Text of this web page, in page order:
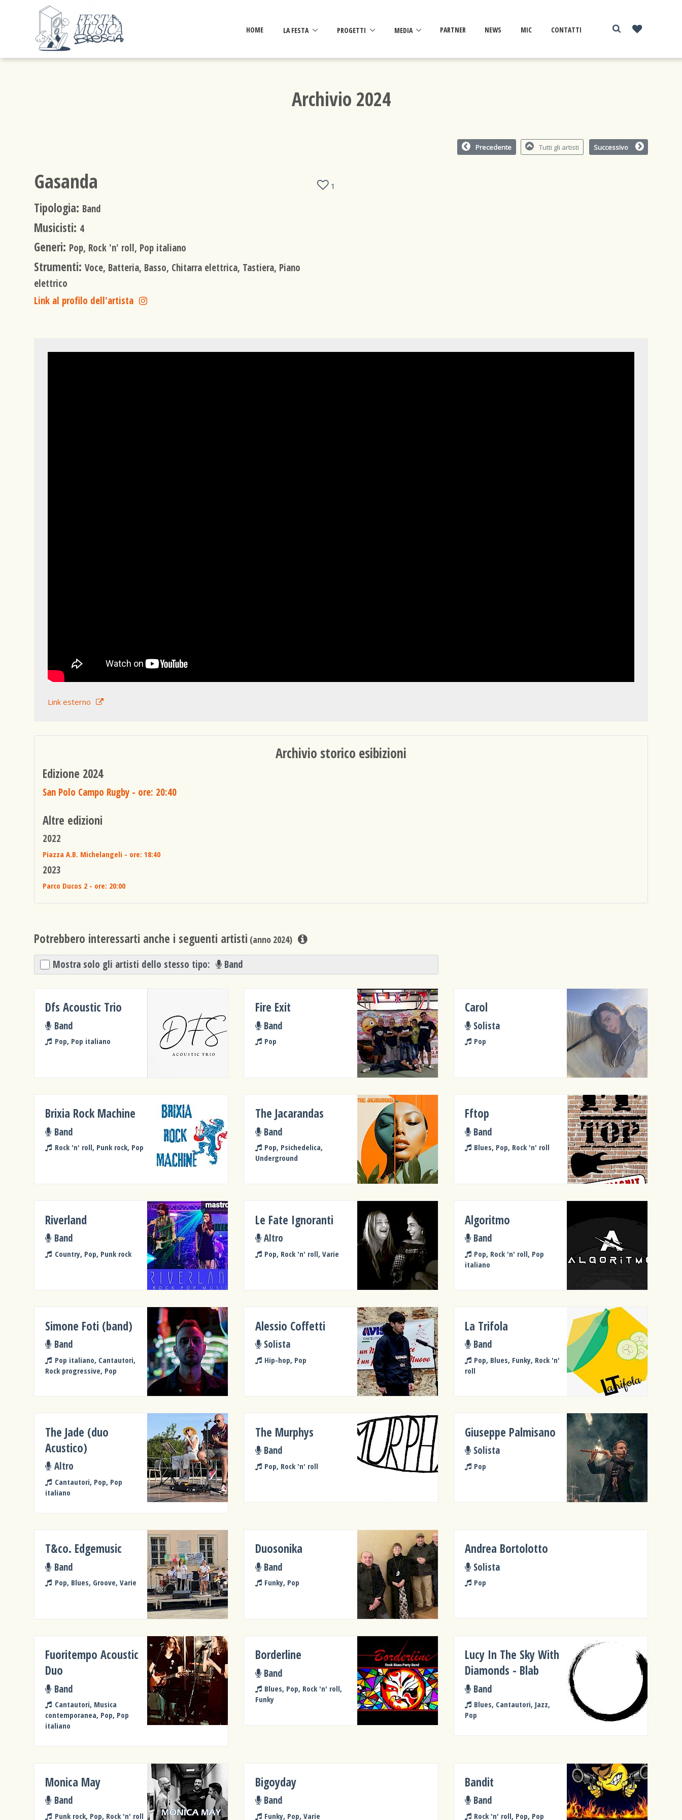
HOME LA FESTA PROGETTI MEDIA PARTNER NEWS MIC CONTATTI
Archivio 2024
Precedente Tutti gli artisti Successivo
Gasanda 1
Tipologia: Band
Musicisti: 4
Generi: Pop, Rock 'n' roll, Pop italiano
Strumenti: Voce, Batteria, Basso, Chitarra elettrica, Tastiera, Piano
elettrico
Link al profilo dell'artista
Link esterno
Archivio storico esibizioni
Edizione 2024
San Polo Campo Rugby - ore: 20:40
Altre edizioni
2022
Piazza A.B. Michelangeli - ore: 18:40
2023
Parco Ducos 2 - ore: 20:00
Potrebbero interessarti anche i seguenti artisti (anno 2024)
Mostra solo gli artisti dello stesso tipo: Band
Dfs Acoustic Trio
Band
Pop, Pop italiano
Fire Exit
Band
Pop
Carol
Solista
Pop
Brixia Rock Machine
Band
Rock 'n' roll, Punk rock, Pop
The Jacarandas
Band
Pop, Psichedelica,
Underground
Fftop
Band
Blues, Pop, Rock 'n' roll
Riverland
Band
Country, Pop, Punk rock
Le Fate Ignoranti
Altro
Pop, Rock 'n' roll, Varie
Algoritmo
Band
Pop, Rock 'n' roll, Pop
italiano
Simone Foti (band)
Band
Pop italiano, Cantautori,
Rock progressive, Pop
Alessio Coffetti
Solista
Hip-hop, Pop
La Trifola
Band
Pop, Blues, Funky, Rock 'n'
roll
The Jade (duo
Acustico)
Altro
Cantautori, Pop, Pop
italiano
The Murphys
Band
Pop, Rock 'n' roll
Giuseppe Palmisano
Solista
Pop
T&co. Edgemusic
Band
Pop, Blues, Groove, Varie
Duosonika
Band
Funky, Pop
Andrea Bortolotto
Solista
Pop
Fuoritempo Acoustic
Duo
Band
Cantautori, Musica
contemporanea, Pop, Pop
italiano
Borderline
Band
Blues, Pop, Rock 'n' roll,
Funky
Lucy In The Sky With
Diamonds - Blab
Band
Blues, Cantautori, Jazz,
Pop
Monica May
Band
Punk rock, Pop, Rock 'n' roll
Bigoyday
Band
Funky, Pop, Varie
Bandit
Band
Rock 'n' roll, Pop, Pop